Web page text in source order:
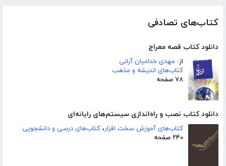
کتاب‌های تصادفی
دانلود کتاب قصه معراج
از: مهدی خدامیان آرانی
کتاب‌های اندیشه و مذهب
۷۸ صفحه
دانلود کتاب نصب و راه‌اندازی سیستم‌های رایانه‌ای
کتاب‌های آموزش سخت افزار، کتاب‌های درسی و دانشجویی
۲۴۰ صفحه